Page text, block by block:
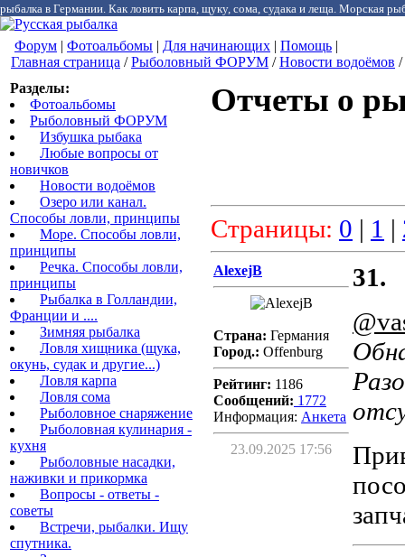
рыбалка в Германии. Как ловить карпа, щуку, сома, судака и леща. Морская
Форум | Фотоальбомы | Для начинающих | Помощь |
Главная страница /Рыболовный ФОРУМ /Новости водоёмов /
Разделы:
Фотоальбомы
Рыболовный ФОРУМ
Избушка рыбака
Любые вопросы от
новичков
Новости водоёмов
Озеро или канал.
Способы ловли, принципы
Море. Способы ловли,
принципы
Речка. Способы ловли,
принципы
Рыбалка в Голландии,
Франции и ....
Зимняя рыбалка
Ловля хищника (щука,
окунь, судак и другие...)
Ловля карпа
Ловля сома
Рыболовное снаряжение
Рыболовная кулинария -
кухня
Рыболовные насадки,
наживки и прикормка
Вопросы - ответы -
советы
Встречи, рыбалки. Ищу
спутника.
Отчеты о
Страницы: 0 | 1 |
AlexejB
Страна: Германия
Город.: Offenburg
Рейтинг: 1186
Сообщений: 1772
Информация: Aнкета
23.09.2025 17:56
31.